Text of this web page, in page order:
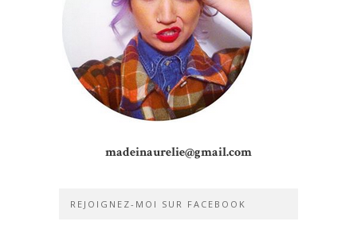
madeinaurelie@gmail.com
REJOIGNEZ-MOI SUR FACEBOOK